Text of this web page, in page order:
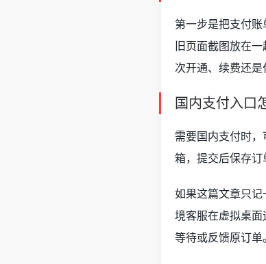
第一步是把支付
旧页面截图放在
次开通、续费还是
国内支付入口
需要国内支付时，
箱，提交后保存订
如果这篇文章只
境客服在虚拟桌面
等待或反馈原订单。